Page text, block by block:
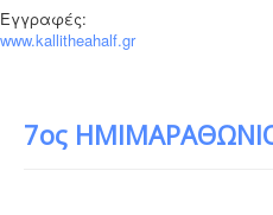
Εγγραφές:
www.kallitheahalf.gr
7ος